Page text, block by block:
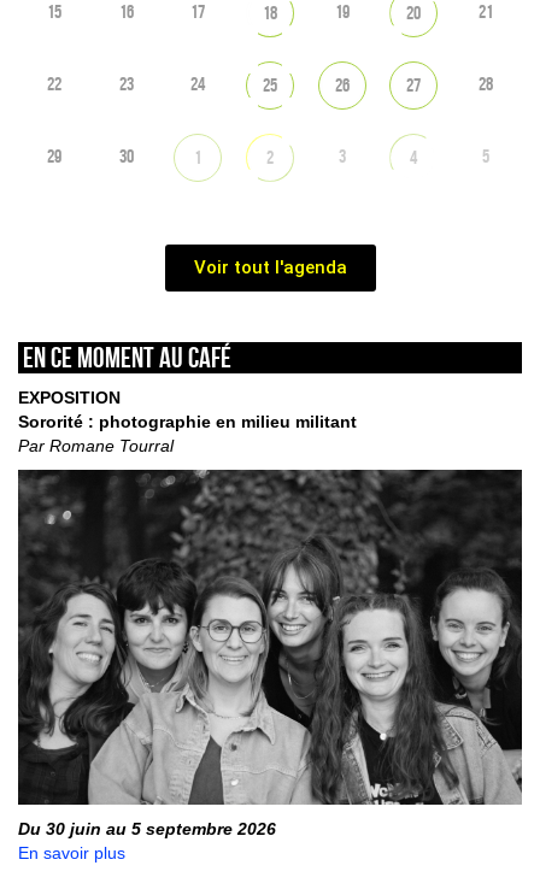
15 16 17 18 19 20 21
22 23 24 25 26 27 28
29 30 1 2 3 4 5
Voir tout l'agenda
En ce moment au café
EXPOSITION
Sororité : photographie en milieu militant
Par Romane Tourral
Du 30 juin au 5 septembre 2026
En savoir plus